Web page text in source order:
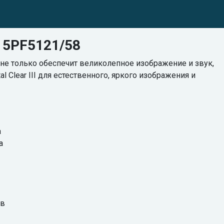
58
только обеспечит великолепное изображение и звук,
III для естественного, яркого изображения и